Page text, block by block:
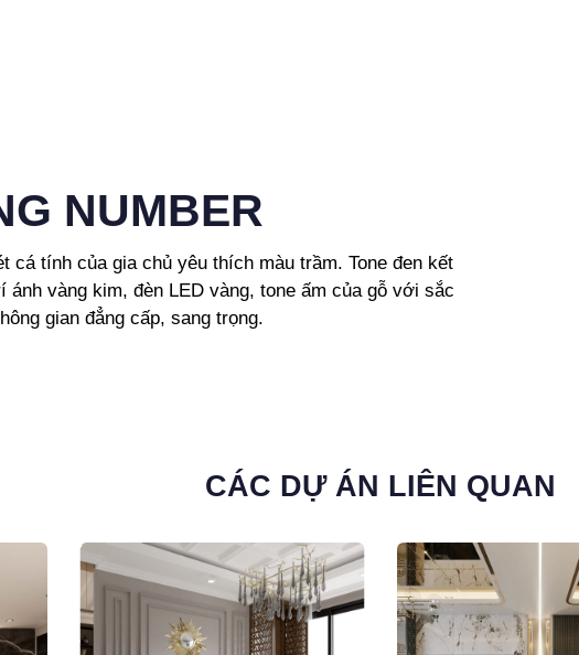
NUMBER
cá tính của gia chủ yêu thích màu trầm. Tone đen kết
vàng kim, đèn LED vàng, tone ấm của gỗ với sắc
gian đẳng cấp, sang trọng.
CÁC DỰ ÁN LIÊN QUAN